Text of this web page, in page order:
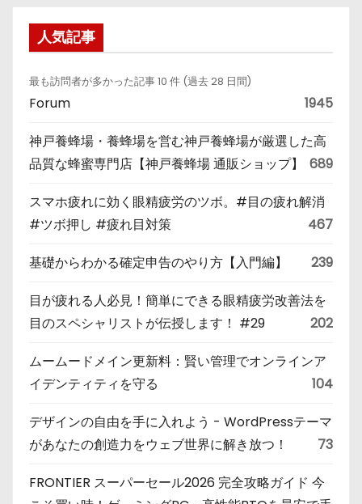
人気記事
最も訪問者が多かった記事 10 件 (過去 28 日間)
Forum 1945
神戸養蜂場・養蜂場を営む神戸養蜂場が厳選した高
品質な蜂蜜専門店【神戸養蜂場 通販ショップ】
689
スマホ疲れに効く眼精疲労のツボ。#目の疲れ解消
#ツボ押し #疲れ目対策
467
基礎からわかる確定申告のやり方【入門編】 239
目が疲れる人必見！簡単にできる眼精疲労改善法を
目のスペシャリストが伝授します！ #29
202
ムームードメイン更新料：賢い管理でオンラインア
イデンティティを守る
104
デザインの自由を手に入れよう - WordPressテーマ
があなたの創造力をウェブ世界に解き放つ！
73
FRONTIER スーパーセール2026 完全攻略ガイド 今